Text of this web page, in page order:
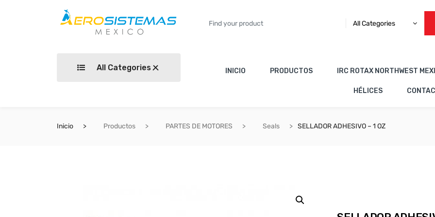
All Categories
All Categories INICIO PRODUCTOS IRC ROTAX NORTHWEST
HÉLICES
Inicio Productos PARTES DE MOTORES Seals SELLADOR ADHESIVO – 1 OZ